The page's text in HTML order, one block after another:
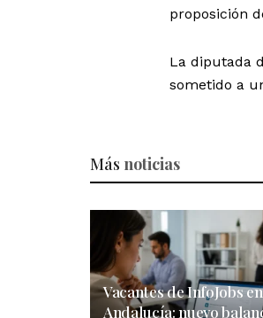
proposición
La diputada
sometido a
Más noticias
Vacantes de InfoJobs en
Andalucía: nuevo